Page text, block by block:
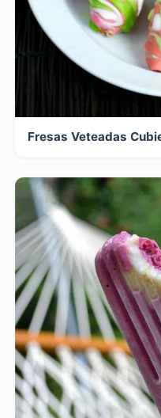
Fresas Veteadas